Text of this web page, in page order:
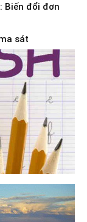
Biến đổi đơn
sát